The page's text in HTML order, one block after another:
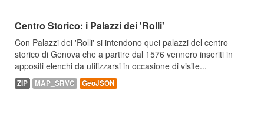
Centro Storico: i Palazzi dei 'Rolli'
Con Palazzi dei 'Rolli' si intendono quei palazzi del centro
storico di Genova che a partire dal 1576 vennero inseriti in
appositi elenchi da utilizzarsi in occasione di visite...
ZIP MAP_SRVC GeoJSON